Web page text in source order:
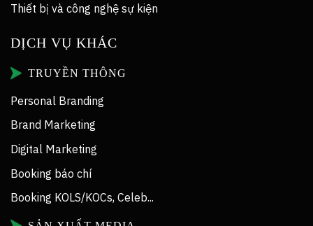
Thiết bị và công nghệ sự kiện
DỊCH VỤ KHÁC
TRUYỀN THÔNG
Personal Branding
Brand Marketing
Digital Marketing
Booking báo chí
Booking KOLS/KOCs, Celeb...